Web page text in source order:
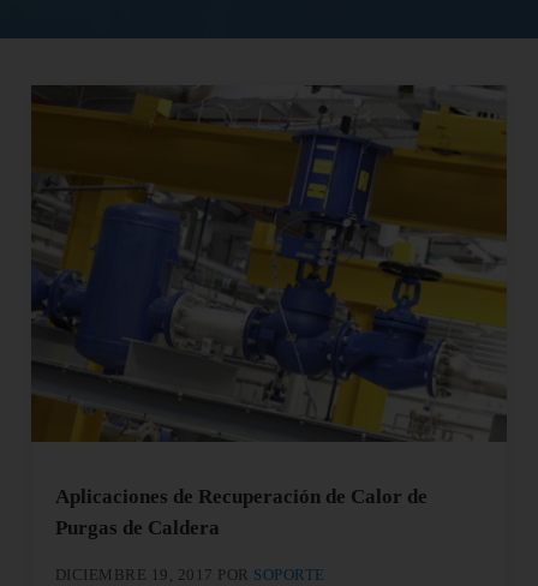
Aplicaciones de Recuperación de Calor de
Purgas de Caldera
DICIEMBRE 19, 2017 POR SOPORTE